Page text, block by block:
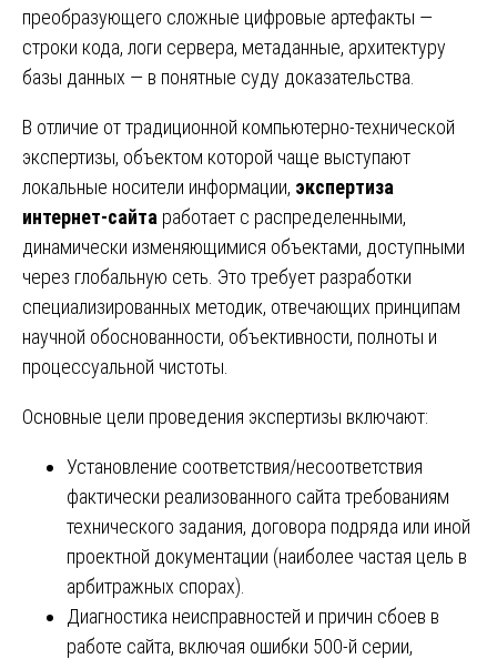
преобразующего сложные цифровые артефакты —
строки кода, логи сервера, метаданные, архитектуру
базы данных — в понятные суду доказательства.
В отличие от традиционной компьютерно-технической
экспертизы, объектом которой чаще выступают
локальные носители информации, экспертиза
интернет-сайта работает с распределенными,
динамически изменяющимися объектами, доступными
через глобальную сеть. Это требует разработки
специализированных методик, отвечающих принципам
научной обоснованности, объективности, полноты и
процессуальной чистоты.
Основные цели проведения экспертизы включают:
Установление соответствия/несоответствия
фактически реализованного сайта требованиям
технического задания, договора подряда или иной
проектной документации (наиболее частая цель в
арбитражных спорах).
Диагностика неисправностей и причин сбоев в
работе сайта, включая ошибки 500-й серии,